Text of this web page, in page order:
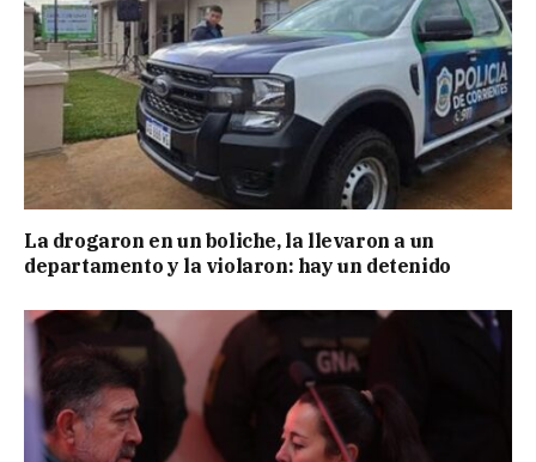
La drogaron en un boliche, la llevaron a un
departamento y la violaron: hay un detenido